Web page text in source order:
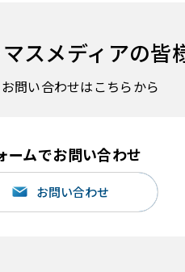
マスメディアの皆
問い合わせはこちらから
ームでお問い合わせ
お問い合わせ